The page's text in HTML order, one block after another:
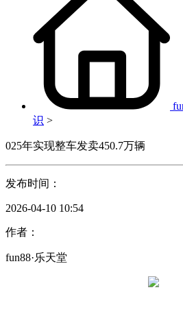
识 >
025年实现整车发卖450.7万辆
发布时间：
2026-04-10 10:54
作者：
fun88·乐天堂